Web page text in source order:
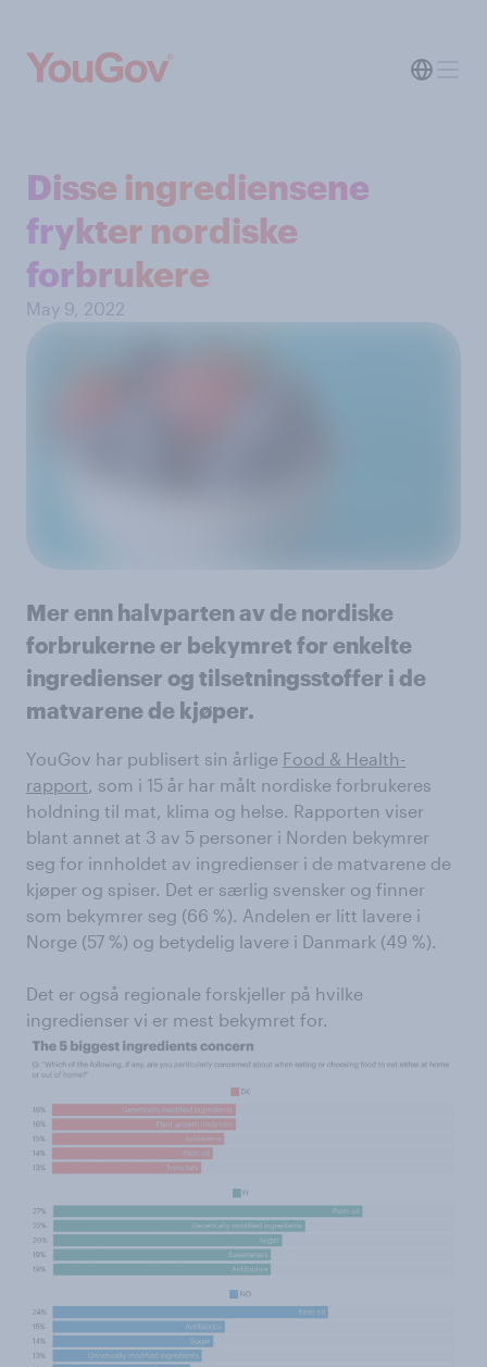
Disse ingrediensene
frykter nordiske
forbrukere
May 9, 2022
Mer enn halvparten av de nordiske
forbrukerne er bekymret for enkelte
ingredienser og tilsetningsstoffer i de
matvarene de kjøper.
YouGov har publisert sin årlige Food & Health-
rapport, som i 15 år har målt nordiske forbrukeres
holdning til mat, klima og helse. Rapporten viser
blant annet at 3 av 5 personer i Norden bekymrer
seg for innholdet av ingredienser i de matvarene de
kjøper og spiser. Det er særlig svensker og finner
som bekymrer seg (66 %). Andelen er litt lavere i
Norge (57 %) og betydelig lavere i Danmark (49 %).
Det er også regionale forskjeller på hvilke
ingredienser vi er mest bekymret for.